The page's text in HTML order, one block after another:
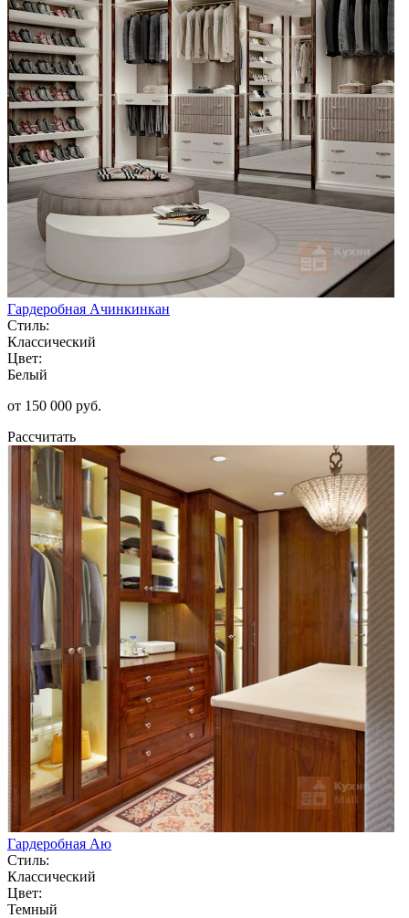
Гардеробная Ачинкинкан
Стиль:
Классический
Цвет:
Белый
от 150 000 руб.
Рассчитать
Гардеробная Аю
Стиль:
Классический
Цвет:
Темный